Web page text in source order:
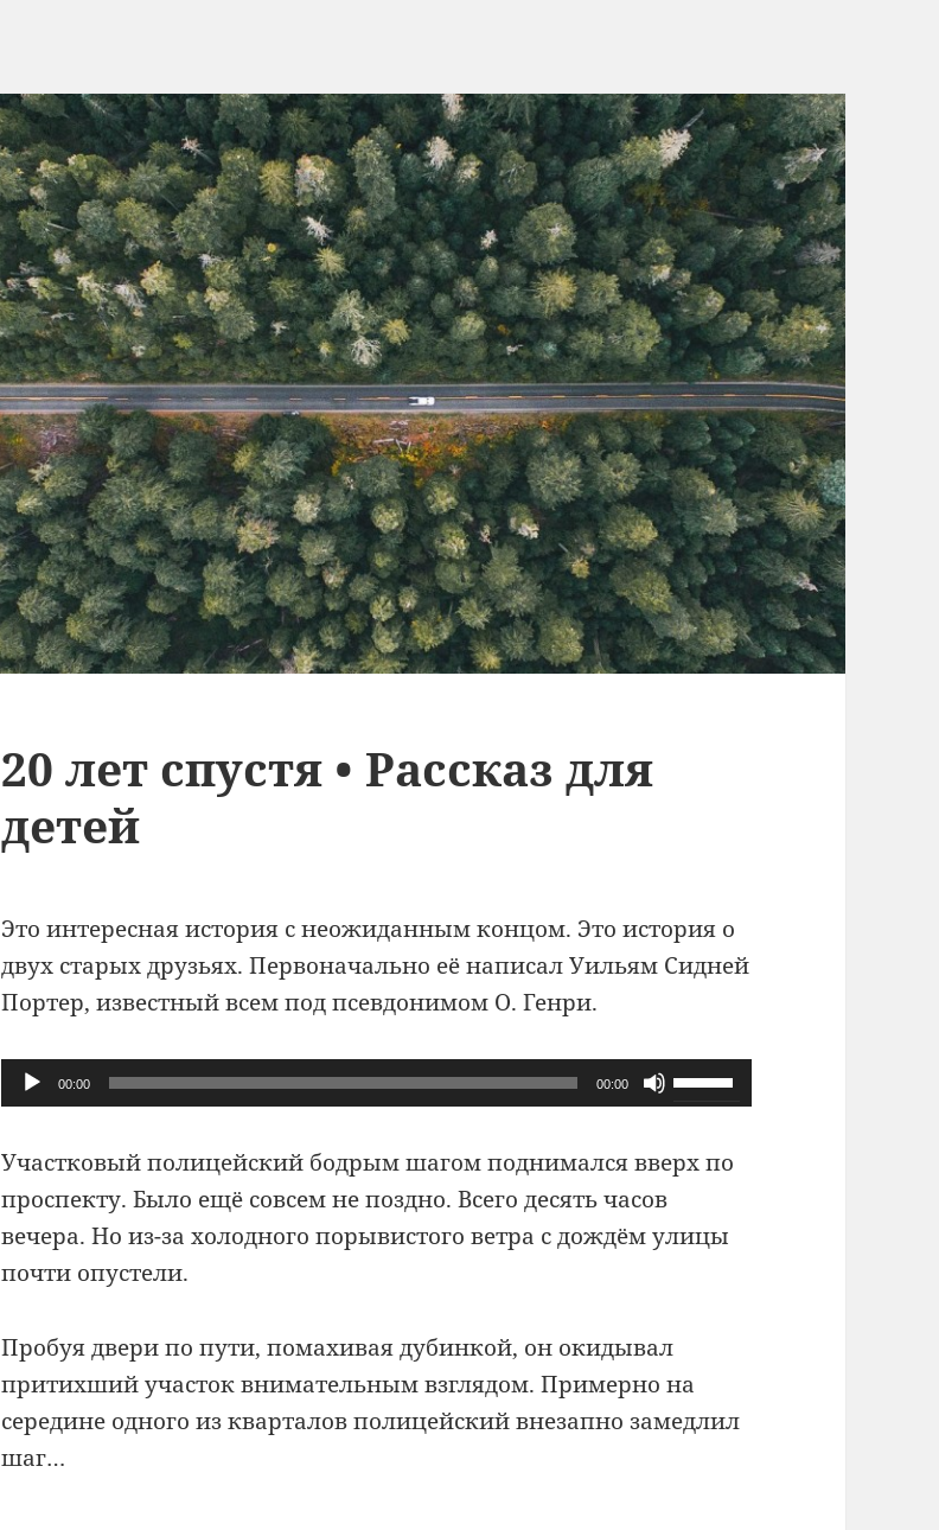
20 лет спустя • Рассказ для
детей
Это интересная история с неожиданным концом. Это история о
двух старых друзьях. Первоначально её написал Уильям Сидней
Портер, известный всем под псевдонимом О. Генри.
Аудиоплеер
00:00 00:00
Используйте
клавиши
Участковый полицейский бодрым шагом поднимался вверх по
проспекту. Было ещё совсем не поздно. Всего десять часов
вечера. Но из-за холодного порывистого ветра с дождём улицы
почти опустели.
Пробуя двери по пути, помахивая дубинкой, он окидывал
притихший участок внимательным взглядом. Примерно на
середине одного из кварталов полицейский внезапно замедлил
шаг…